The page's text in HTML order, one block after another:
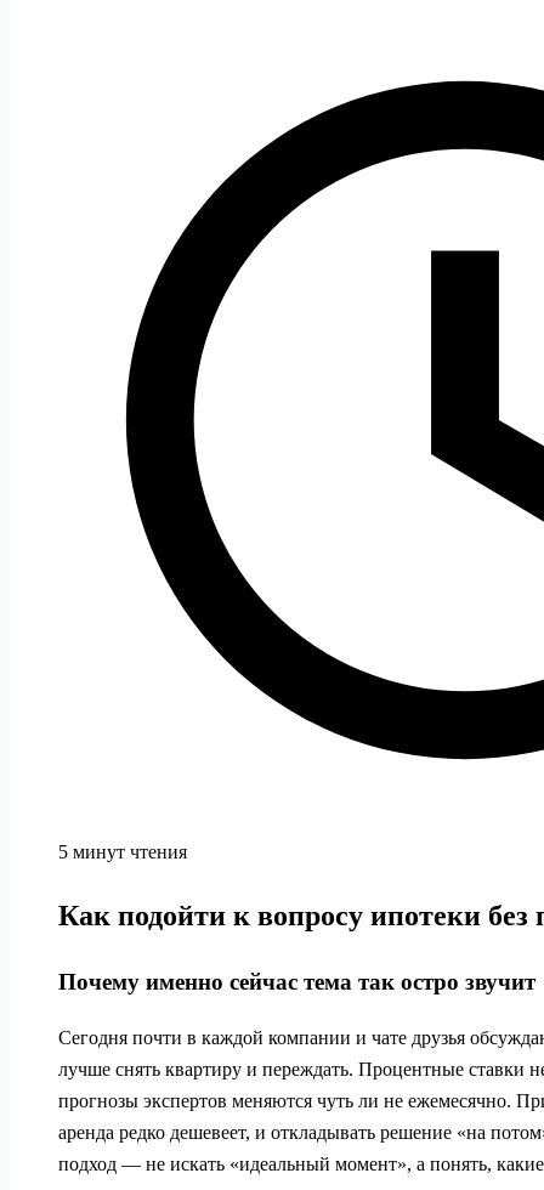
5 минут чтения
Как подойти к вопросу ипотеки без
Почему именно сейчас тема так остро звучит
Сегодня почти в каждой компании и чате друзья
лучше снять квартиру и переждать. Процентные ставки
прогнозы экспертов меняются чуть ли не ежемесячно.
аренда редко дешевеет, и откладывать решение «на
подход — не искать «идеальный момент», а понять,